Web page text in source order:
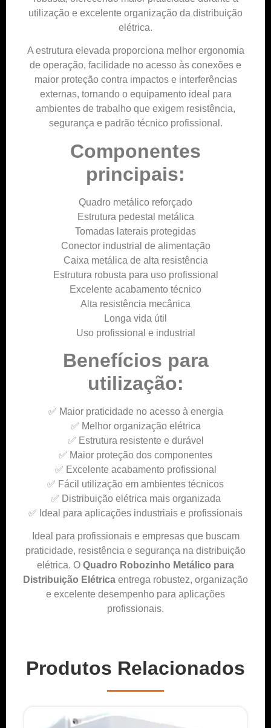
utilização e excelente organização da distribuição
elétrica.
A estrutura elevada proporciona melhor ergonomia
de operação, facilidade no acesso às conexões e
maior proteção contra impactos e interferências
externas, tornando o equipamento ideal para
ambientes de trabalho que exigem resistência,
segurança e padrão técnico profissional.
Componentes
principais:
Quadro metálico reforçado
Estrutura pedestal metálica
Tomadas laterais protegidas
Conector industrial de alimentação
Caixa metálica de alta resistência
Estrutura robusta para uso profissional
Excelente acabamento técnico
Alta resistência mecânica
Longa vida útil
Uso profissional e industrial
Benefícios para
utilização:
✅ Maior praticidade no acesso à energia
✅ Melhor organização elétrica
✅ Estrutura resistente e durável
✅ Maior proteção dos componentes
✅ Excelente acabamento profissional
✅ Fácil utilização em ambientes técnicos
✅ Distribuição elétrica mais organizada
✅ Ideal para aplicações industriais e profissionais
Ideal para profissionais e empresas que buscam
praticidade, resistência e segurança na distribuição
elétrica. O Quadro Robozinho Metálico para
Distribuição Elétrica entrega robustez, organização
e excelente desempenho para aplicações
profissionais.
Produtos Relacionados